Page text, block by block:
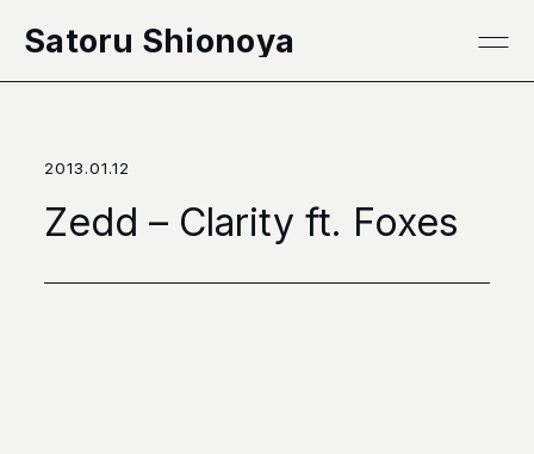
Satoru Shionoya
2013.01.12
Zedd – Clarity ft. Foxes